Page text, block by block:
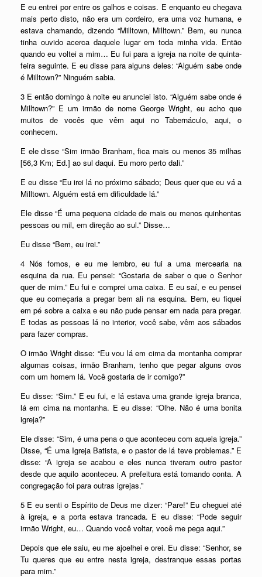
E eu entrei por entre os galhos e coisas. E enquanto eu chegava
mais perto disto, não era um cordeiro, era uma voz humana, e
estava chamando, dizendo “Milltown, Milltown.” Bem, eu nunca
tinha ouvido acerca daquele lugar em toda minha vida. Então
quando eu voltei a mim… Eu fui para a igreja na noite de quinta-
feira seguinte. E eu disse para alguns deles: “Alguém sabe onde
é Milltown?” Ninguém sabia.
3 E então domingo à noite eu anunciei isto. “Alguém sabe onde é
Milltown?” E um irmão de nome George Wright, eu acho que
muitos de vocês que vêm aqui no Tabernáculo, aqui, o
conhecem.
E ele disse “Sim irmão Branham, fica mais ou menos 35 milhas
[56,3 Km; Ed.] ao sul daqui. Eu moro perto dali.”
E eu disse “Eu irei lá no próximo sábado; Deus quer que eu vá a
Milltown. Alguém está em dificuldade lá.”
Ele disse “É uma pequena cidade de mais ou menos quinhentas
pessoas ou mil, em direção ao sul.” Disse…
Eu disse “Bem, eu irei.”
4 Nós fomos, e eu me lembro, eu fui a uma mercearia na
esquina da rua. Eu pensei: “Gostaria de saber o que o Senhor
quer de mim.” Eu fui e comprei uma caixa. E eu saí, e eu pensei
que eu começaria a pregar bem ali na esquina. Bem, eu fiquei
em pé sobre a caixa e eu não pude pensar em nada para pregar.
E todas as pessoas lá no interior, você sabe, vêm aos sábados
para fazer compras.
O irmão Wright disse: “Eu vou lá em cima da montanha comprar
algumas coisas, irmão Branham, tenho que pegar alguns ovos
com um homem lá. Você gostaria de ir comigo?”
Eu disse: “Sim.” E eu fui, e lá estava uma grande igreja branca,
lá em cima na montanha. E eu disse: “Olhe. Não é uma bonita
igreja?”
Ele disse: “Sim, é uma pena o que aconteceu com aquela igreja.”
Disse, “É uma Igreja Batista, e o pastor de lá teve problemas.” E
disse: “A igreja se acabou e eles nunca tiveram outro pastor
desde que aquilo aconteceu. A prefeitura está tomando conta. A
congregação foi para outras igrejas.”
5 E eu senti o Espírito de Deus me dizer: “Pare!” Eu cheguei até
à igreja, e a porta estava trancada. E eu disse: “Pode seguir
irmão Wright, eu… Quando você voltar, você me pega aqui.”
Depois que ele saiu, eu me ajoelhei e orei. Eu disse: “Senhor, se
Tu queres que eu entre nesta igreja, destranque essas portas
para mim.”